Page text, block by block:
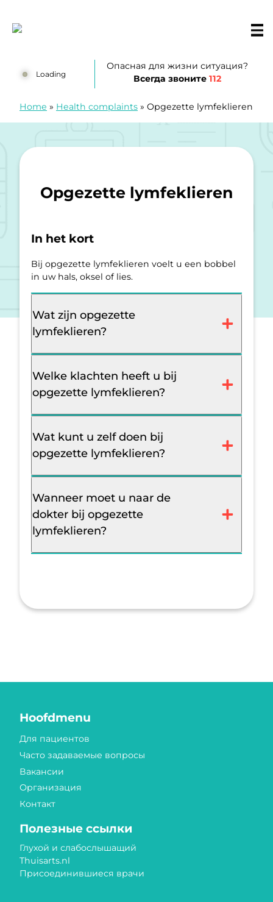
Loading
Опасная для жизни ситуация?
Всегда звоните112
Home » Health complaints » Opgezette lymfeklieren
Opgezette lymfeklieren
In het kort
Bij opgezette lymfeklieren voelt u een bobbel
in uw hals, oksel of lies.
Wat zijn opgezette
lymfeklieren?
Welke klachten heeft u bij
opgezette lymfeklieren?
Wat kunt u zelf doen bij
opgezette lymfeklieren?
Wanneer moet u naar de
dokter bij opgezette
lymfeklieren?
Hoofdmenu
Для пациентов
Часто задаваемые вопросы
Вакансии
Организация
Контакт
Полезные ссылки
Глухой и слабослышащий
Thuisarts.nl
Присоединившиеся врачи